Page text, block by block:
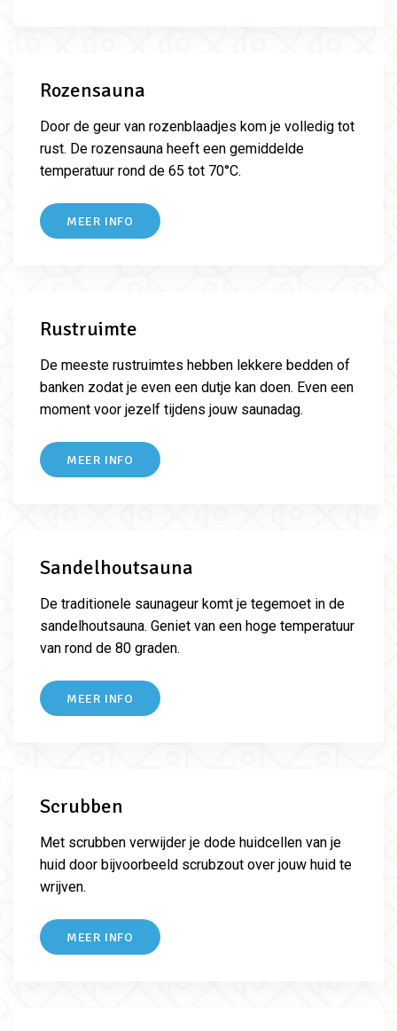
Rozensauna
Door de geur van rozenblaadjes kom je volledig tot
rust. De rozensauna heeft een gemiddelde
temperatuur rond de 65 tot 70°C.
MEER INFO
Rustruimte
De meeste rustruimtes hebben lekkere bedden of
banken zodat je even een dutje kan doen. Even een
moment voor jezelf tijdens jouw saunadag.
MEER INFO
Sandelhoutsauna
De traditionele saunageur komt je tegemoet in de
sandelhoutsauna. Geniet van een hoge temperatuur
van rond de 80 graden.
MEER INFO
Scrubben
Met scrubben verwijder je dode huidcellen van je
huid door bijvoorbeeld scrubzout over jouw huid te
wrijven.
MEER INFO